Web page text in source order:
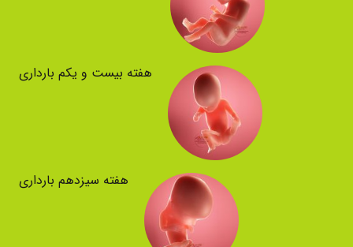
هفته بیست و یکم بارداری
هفته سیزدهم بارداری